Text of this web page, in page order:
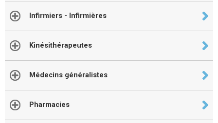
Infirmiers - Infirmières
Kinésithérapeutes
Médecins généralistes
Pharmacies